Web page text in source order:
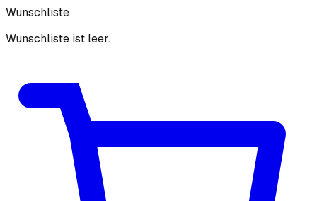
Wunschliste
Wunschliste ist leer.